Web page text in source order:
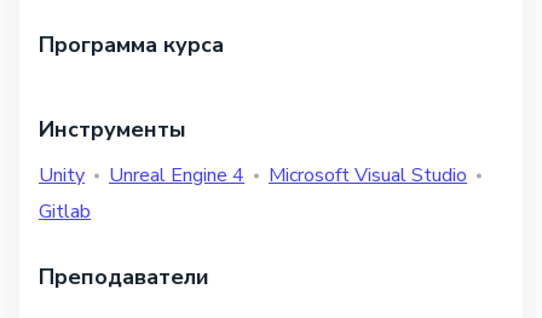
Программа курса
Инструменты
Unity Unreal Engine 4
Microsoft Visual Studio
Gitlab
Преподаватели